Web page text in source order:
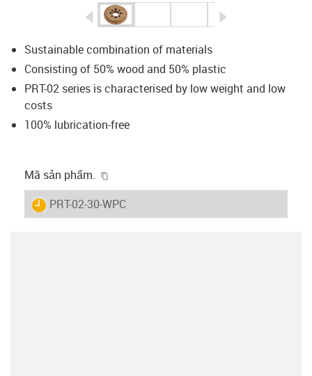
igus-icon-arrow-left
Sustainable combination of materials
Consisting of 50% wood and 50% plastic
PRT-02 series is characterised by low weight and low
costs
100% lubrication-free
Mã sản phẩm.
igus-icon-lieferzeit
PRT-02-30-WPC